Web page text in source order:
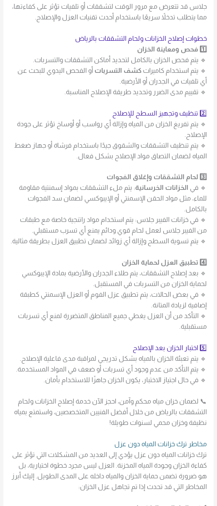
جلاس قد تتعرض مع مرور الوقت لتشققات أو تلفيات تؤثر على كفاءتها،
مما يتطلب تدخلاً سريعًا باستخدام أحدث تقنيات العزل والإصلاح.
خطوات إصلاح الخزانات ولحام التشققات بالرياض
1️⃣ فحص ومعاينة الخزان
🔹 يتم فحص الخزان بالكامل لتحديد أماكن التشققات والتسربات.
🔹 يتم استخدام كاميرات كشف التسربات أو الفحص اليدوي للبحث عن
أي تلفيات في الجدران أو الأرضية.
🔹 تقييم مدى الضرر وتحديد طريقة الإصلاح المناسبة.
2️⃣ تنظيف وتجهيز السطح للإصلاح
🔹 يتم تفريغ الخزان من المياه وإزالة أي رواسب أو أوساخ تؤثر على جودة
الإصلاح.
🔹 يتم تنظيف التشققات والشقوق جيدًا باستخدام فرشاة أو جهاز ضغط
المياه لضمان التصاق مواد الإصلاح بشكل فعال.
3️⃣ لحام التشققات وإغلاق الفجوات
🔹 في الخزانات الخرسانية: يتم ملء التشققات بمواد إسمنتية مقاومة
للماء، مثل مواد الحقن الإسمنتي أو الإيبوكسي لضمان سد الفجوات
بالكامل.
🔹 في خزانات الفيبر جلاس: يتم استخدام مواد راتنجية خاصة مع طبقات
من الفيبر جلاس لعمل لحام قوي ودائم يمنع أي تسرب مستقبلي.
🔹 يتم تسوية السطح وإزالة أي زوائد لضمان تطبيق العزل بطريقة مثالية.
4️⃣ تطبيق العزل لحماية الخزان
🔹 بعد إصلاح التشققات، يتم طلاء الجدران والأرضية بمادة الإيبوكسي
لحماية الخزان من التسربات في المستقبل.
🔹 في بعض الحالات، يتم تطبيق عزل الفوم أو العزل الإسمنتي كطبقة
إضافية لزيادة المتانة.
🔹 التأكد من أن العزل يغطي جميع المناطق المتضررة لمنع أي تسربات
مستقبلية.
5️⃣ اختبار الخزان بعد الإصلاح
🔹 يتم تعبئة الخزان بالمياه بشكل تدريجي لمراقبة مدى فاعلية الإصلاح.
🔹 يتم التأكد من عدم وجود أي تسربات أو ضعف في المواد المستخدمة.
🔹 في حال اجتياز الاختبار، يكون الخزان جاهزًا للاستخدام بأمان.
📞 لضمان خزان مياه محكم وآمن، احجز الآن خدمة إصلاح الخزانات ولحام
التشققات بالرياض من خلال أفضل الفنيين المتخصصين، واستمتع بمياه
نظيفة وخزان محمي لسنوات طويلة!
مخاطر ترك خزانات المياه دون عزل
ترك خزانات المياه دون عزل يؤدي إلى العديد من المشكلات التي تؤثر على
كفاءة الخزان وجودة المياه المخزنة. العزل ليس مجرد خطوة اختيارية، بل
هو ضرورة تضمن حماية الخزان والمياه داخله على المدى الطويل. إليك أبرز
المخاطر التي قد تحدث إذا تم تجاهل عزل الخزان: